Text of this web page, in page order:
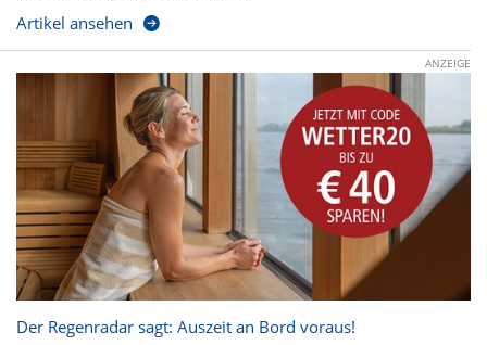
Artikel ansehen
ANZEIGE
Der Regenradar sagt: Auszeit an Bord voraus!